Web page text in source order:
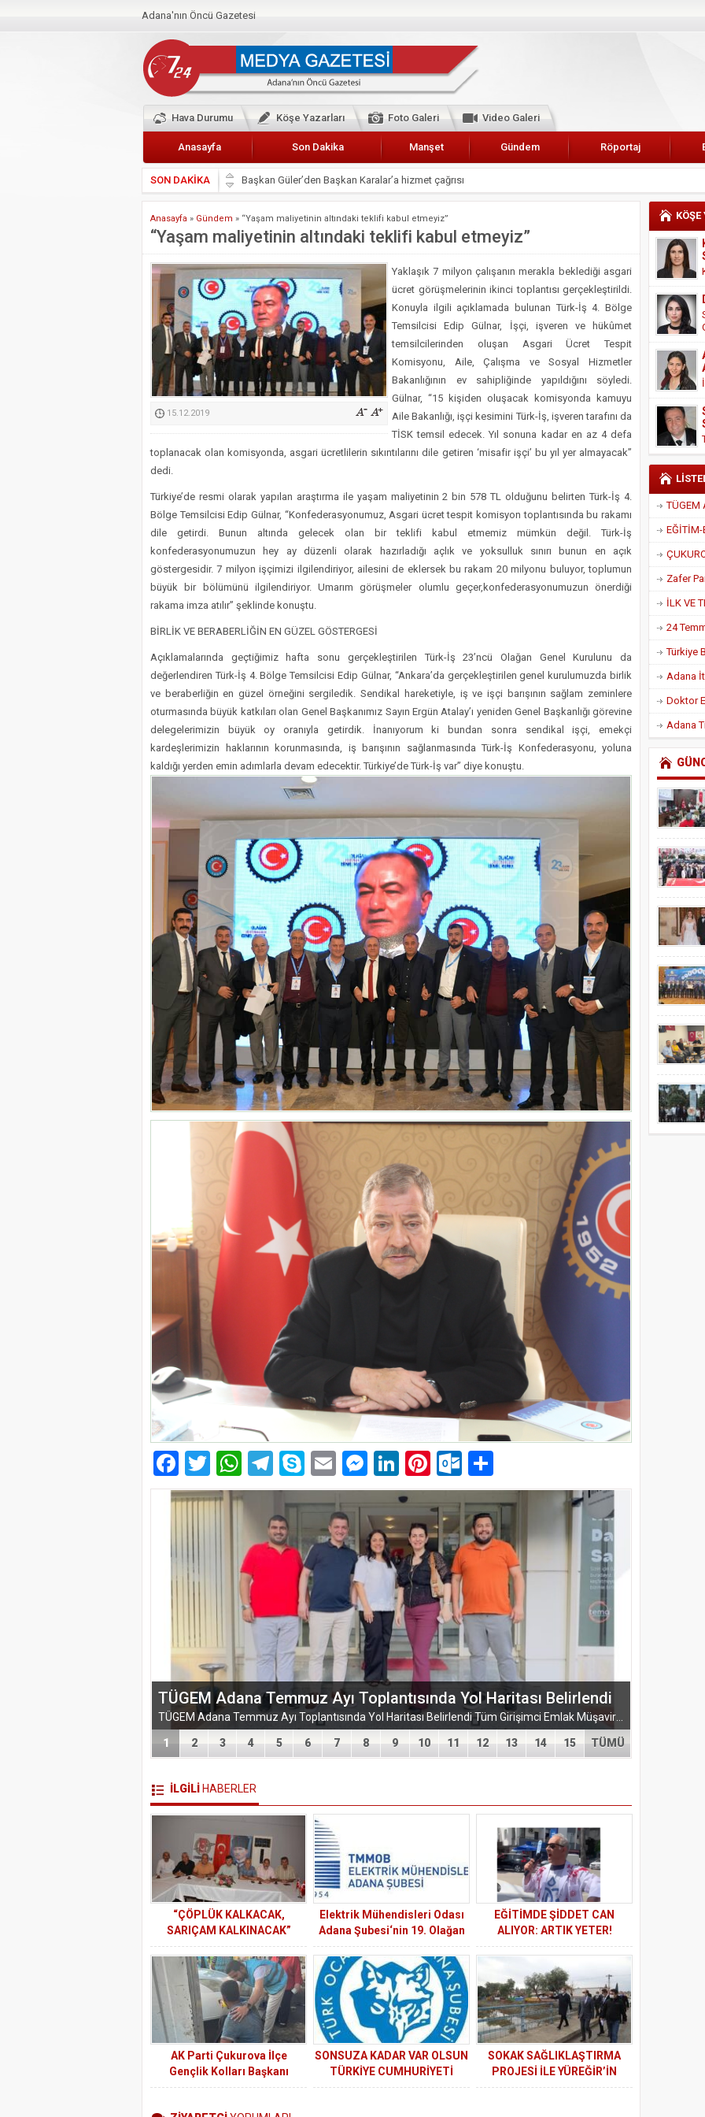
Adana'nın Öncü Gazetesi
Hava Durumu Köşe Yazarları Foto Galeri Video Galeri
Anasayfa Son Dakika Manşet Gündem Röportaj
SON DAKİKA
Başkan Güler’den Başkan Karalar’a hizmet çağrısı
Lokantacılar ve Kebapçılar Esnaf Odası Başkanı Şefik Arslan
Hak-İş Abdurrahman Yücel
HDP İL BİNASININ ÖNÜNDE ANNELER TARİH YAZIYORLAR
CEYHAN TİCARET ODASI
Hainler emellerine asla erişemeyecekler
BÖLGEMİZ ÇUKUROVA’DA 2019 YILI PAMUK HASADINA BAŞLANDI
İyi Parti Yüreğir İlçe Başkanı Enis Akyürek
Kimyasallardan Koruma Derneği Başkanı Cennet Çelik
Anasayfa » Gündem » “Yaşam maliyetinin altındaki teklifi kabul etmeyiz”
“Yaşam maliyetinin altındaki teklifi kabul etmeyiz”
15.12.2019
Yaklaşık 7 milyon çalışanın merakla beklediği asgari
ücret görüşmelerinin ikinci toplantısı gerçekleştirildi.
Konuyla ilgili açıklamada bulunan Türk-İş 4. Bölge
Temsilcisi Edip Gülnar, İşçi, işveren ve hükûmet
temsilcilerinden oluşan Asgari Ücret Tespit
Komisyonu, Aile, Çalışma ve Sosyal Hizmetler
Bakanlığının ev sahipliğinde yapıldığını söyledi.
Gülnar, “15 kişiden oluşacak komisyonda kamuyu
Aile Bakanlığı, işçi kesimini Türk-İş, işveren tarafını da
TİSK temsil edecek. Yıl sonuna kadar en az 4 defa
toplanacak olan komisyonda, asgari ücretlilerin sıkıntılarını dile getiren ‘misafir işçi’ bu yıl yer almayacak”
dedi.
Türkiye’de resmi olarak yapılan araştırma ile yaşam maliyetinin 2 bin 578 TL olduğunu belirten Türk-İş 4.
Bölge Temsilcisi Edip Gülnar, “Konfederasyonumuz, Asgari ücret tespit komisyon toplantısında bu rakamı
dile getirdi. Bunun altında gelecek olan bir teklifi kabul etmemiz mümkün değil. Türk-İş
konfederasyonumuzun hey ay düzenli olarak hazırladığı açlık ve yoksulluk sınırı bunun en açık
göstergesidir. 7 milyon işçimizi ilgilendiriyor, ailesini de eklersek bu rakam 20 milyonu buluyor, toplumun
büyük bir bölümünü ilgilendiriyor. Umarım görüşmeler olumlu geçer,konfederasyonumuzun önerdiği
rakama imza atılır” şeklinde konuştu.
BİRLİK VE BERABERLİĞİN EN GÜZEL GÖSTERGESİ
Açıklamalarında geçtiğimiz hafta sonu gerçekleştirilen Türk-İş 23’ncü Olağan Genel Kurulunu da
değerlendiren Türk-İş 4. Bölge Temsilcisi Edip Gülnar, “Ankara’da gerçekleştirilen genel kurulumuzda birlik
ve beraberliğin en güzel örneğini sergiledik. Sendikal hareketiyle, iş ve işçi barışının sağlam zeminlere
oturmasında büyük katkıları olan Genel Başkanımız Sayın Ergün Atalay’ı yeniden Genel Başkanlığı görevine
delegelerimizin büyük oy oranıyla getirdik. İnanıyorum ki bundan sonra sendikal işçi, emekçi
kardeşlerimizin haklarının korunmasında, iş barışının sağlanmasında Türk-İş Konfederasyonu, yoluna
kaldığı yerden emin adımlarla devam edecektir. Türkiye’de Türk-İş var” diye konuştu.
Facebook
TwitterWhatsApp
Telegram
SkypeEmailMessenger
LinkedIn
Pinterest
Outlook.com
EĞİTİM-BİR-SEN ADANA ŞUBESİ’NDEN KAHRAMANMARAŞ’A
VEFA VE DAYANIŞMA ÇIKARMASI
EĞİTİM-BİR-SEN ADANA ŞUBESİ’NDEN KAHRAMANMARAŞ’A VEFA VE DAYANIŞMA ÇIKARMASI Eğitim-Bir-Sen Adana Şubesi, Kahramanmaraş’ta anlamlı temaslarda bulundu. Adana heyeti; sendikal dayanışmayı güçlendirmek...
1 2 3 4 5 6 7 8 9 10 11 12 13 14 15 TÜMÜ
İLGİLİ HABERLER
“ÇÖPLÜK KALKACAK,
SARIÇAM KALKINACAK”
Elektrik Mühendisleri Odası
Adana Şubesi‘nin 19. Olağan
Genel Kurulu gerçekleştirildi
EĞİTİMDE ŞİDDET CAN
ALIYOR: ARTIK YETER!
AK Parti Çukurova İlçe
Gençlik Kolları Başkanı
Öztürk’ten YKS Adaylarına ve
SONSUZA KADAR VAR OLSUN
TÜRKİYE CUMHURİYETİ
SOKAK SAĞLIKLAŞTIRMA
PROJESİ İLE YÜREĞİR’İN
ÇEHRESİ DEĞİŞECEK
Adana